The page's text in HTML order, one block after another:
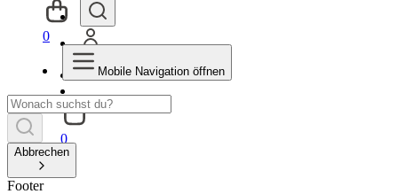
0
0
Mobile Navigation öffnen
Abbrechen
Footer